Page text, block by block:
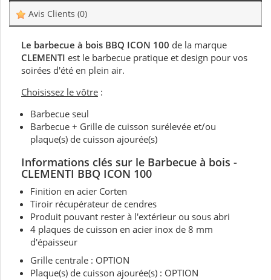
Avis Clients (0)
Le barbecue à bois BBQ ICON 100 de la marque
CLEMENTI est le barbecue pratique et design pour vos
soirées d'été en plein air.
Choisissez le vôtre :
Barbecue seul
Barbecue + Grille de cuisson surélevée et/ou
plaque(s) de cuisson ajourée(s)
Informations clés sur le Barbecue à bois -
CLEMENTI BBQ ICON 100
Finition en acier Corten
Tiroir récupérateur de cendres
Produit pouvant rester à l'extérieur ou sous abri
4 plaques de cuisson en acier inox de 8 mm
d'épaisseur
Grille centrale : OPTION
Plaque(s) de cuisson ajourée(s) : OPTION